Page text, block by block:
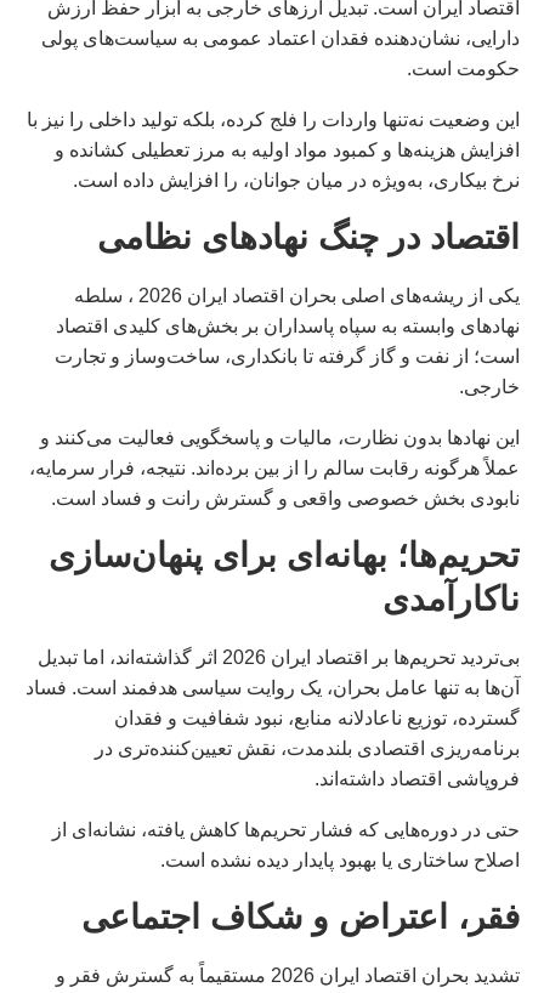
اقتصاد ایران است. تبدیل ارزهای خارجی به ابزار حفظ ارزش
دارایی، نشان‌دهنده فقدان اعتماد عمومی به سیاست‌های پولی
حکومت است.
این وضعیت نه‌تنها واردات را فلج کرده، بلکه تولید داخلی را نیز با
افزایش هزینه‌ها و کمبود مواد اولیه به مرز تعطیلی کشانده و
نرخ بیکاری، به‌ویژه در میان جوانان، را افزایش داده است.
اقتصاد در چنگ نهادهای نظامی
یکی از ریشه‌های اصلی بحران اقتصاد ایران 2026 ، سلطه
نهادهای وابسته به سپاه پاسداران بر بخش‌های کلیدی اقتصاد
است؛ از نفت و گاز گرفته تا بانکداری، ساخت‌وساز و تجارت
خارجی.
این نهادها بدون نظارت، مالیات و پاسخگویی فعالیت می‌کنند و
عملاً هرگونه رقابت سالم را از بین برده‌اند. نتیجه، فرار سرمایه،
نابودی بخش خصوصی واقعی و گسترش رانت و فساد است.
تحریم‌ها؛ بهانه‌ای برای پنهان‌سازی
ناکارآمدی
بی‌تردید تحریم‌ها بر اقتصاد ایران 2026 اثر گذاشته‌اند، اما تبدیل
آن‌ها به تنها عامل بحران، یک روایت سیاسی هدفمند است. فساد
گسترده، توزیع ناعادلانه منابع، نبود شفافیت و فقدان
برنامه‌ریزی اقتصادی بلندمدت، نقش تعیین‌کننده‌تری در
فروپاشی اقتصاد داشته‌اند.
حتی در دوره‌هایی که فشار تحریم‌ها کاهش یافته، نشانه‌ای از
اصلاح ساختاری یا بهبود پایدار دیده نشده است.
فقر، اعتراض و شکاف اجتماعی
تشدید بحران اقتصاد ایران 2026 مستقیماً به گسترش فقر و